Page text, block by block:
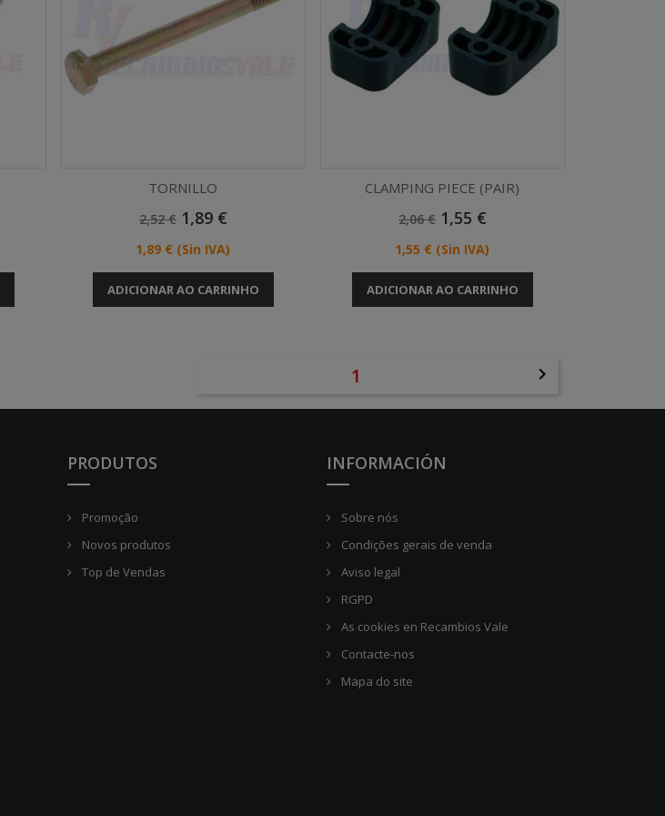
Vista rápida
TORNILLO
Preço
2,52 € Preço
1,89 €
Preço
1,89 € (Sin IVA)
ADICIONAR AO CARRINHO
Vista rápida
CLAMPING PIECE (PAIR)
Preço
2,06 € Preço
1,55 €
Preço
1,55 € (Sin IVA)
ADICIONAR AO CARRINHO
1 
PRODUTOS
Promoção
Novos produtos
Top de Vendas
INFORMACIÓN
Sobre nós
Condições gerais de venda
Aviso legal
RGPD
As cookies en Recambios Vale
Contacte-nos
Mapa do site